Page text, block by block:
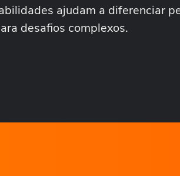
ajudam a diferenciar
desafios complexos.